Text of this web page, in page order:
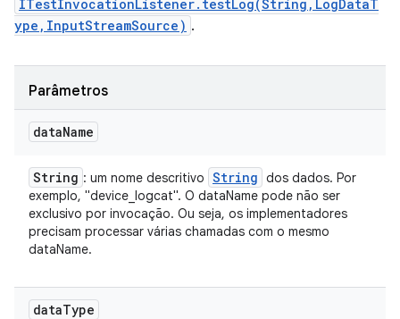
ITestInvocationListener.testLog(String,LogDataT
ype,InputStreamSource) .
Parâmetros
dataName
String : um nome descritivo String dos dados. Por
exemplo, "device_logcat". O dataName pode não ser
exclusivo por invocação. Ou seja, os implementadores
precisam processar várias chamadas com o mesmo
dataName.
dataType